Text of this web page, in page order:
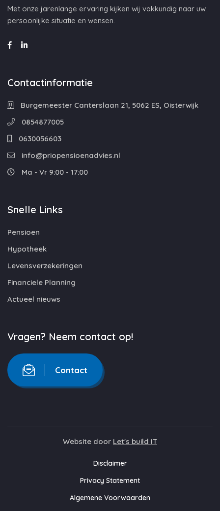
Met onze jarenlange ervaring kijken wij vakkundig naar uw
persoonlijke situatie en wensen.
Contactinformatie
Burgemeester Canterslaan 21, 5062 ES, Oisterwijk
0854877005
0630056603
info@priopensioenadvies.nl
Ma - Vr 9:00 - 17:00
Snelle Links
Pensioen
Hypotheek
Levensverzekeringen
Financiele Planning
Actueel nieuws
Vragen? Neem contact op!
Contact
Website door Let's build IT
Disclaimer
Privacy Statement
Algemene Voorwaarden